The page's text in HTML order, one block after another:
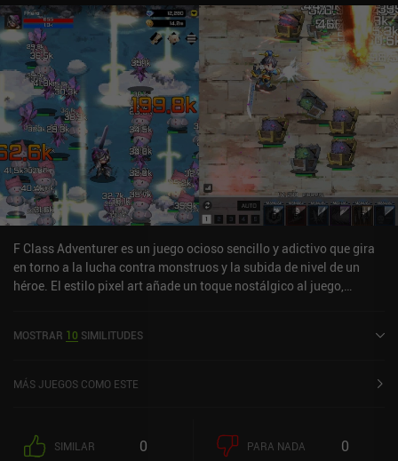
F Class Adventurer es un juego ocioso sencillo y adictivo que gira
en torno a la lucha contra monstruos y la subida de nivel de un
héroe. El estilo pixel art añade un toque nostálgico al juego,
contra hordas de monstruos a través de diferentes zonas que
que avanzamos, los enemigos se vuelven más duros, pero
es sencillo pero bastante atractivo, ya que podemos luchar
activamente contra los enemigos activando habilidades
MOSTRAR 10 SIMILITUDES
MÁS JUEGOS COMO ESTE
SIMILAR 0 PARA NADA 0